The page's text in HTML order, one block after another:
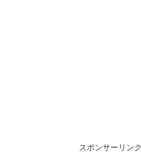
スポンサーリンク